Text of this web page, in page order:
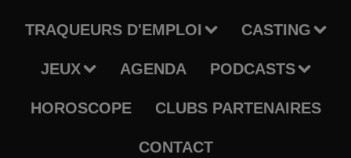
TRAQUEURS D'EMPLOI CASTING
JEUX AGENDA PODCASTS
HOROSCOPE CLUBS PARTENAIRES
CONTACT